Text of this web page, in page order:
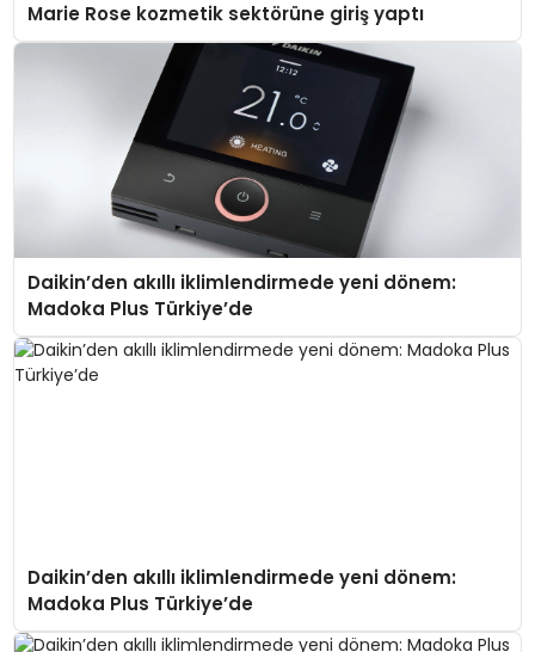
Marie Rose kozmetik sektörüne giriş yaptı
Daikin’den akıllı iklimlendirmede yeni dönem:
Madoka Plus Türkiye’de
Daikin’den akıllı iklimlendirmede yeni dönem:
Madoka Plus Türkiye’de